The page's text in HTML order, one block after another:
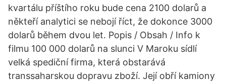
kvartálu příštího roku bude cena 2100 dolarů a
někteří analytici se nebojí říct, že dokonce 3000
dolarů během dvou let. Popis / Obsah / Info k
filmu 100 000 dolarů na slunci V Maroku sídlí
velká spediční firma, která obstarává
transsaharskou dopravu zboží. Její obří kamiony